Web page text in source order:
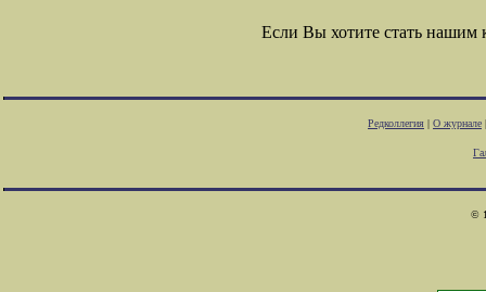
Если Вы хотите стать
Редколлегия | О журнале
©